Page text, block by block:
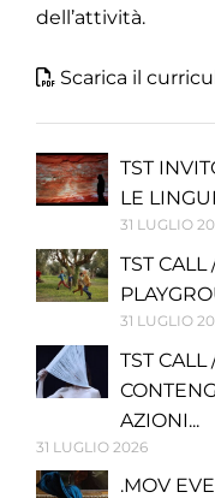
dell’attività.
Scarica il
TST
LE
31 LUGLIO
TST
31 LUGLIO
TST CALL
AZIONI...
31 LUGLIO 2026
.MOV